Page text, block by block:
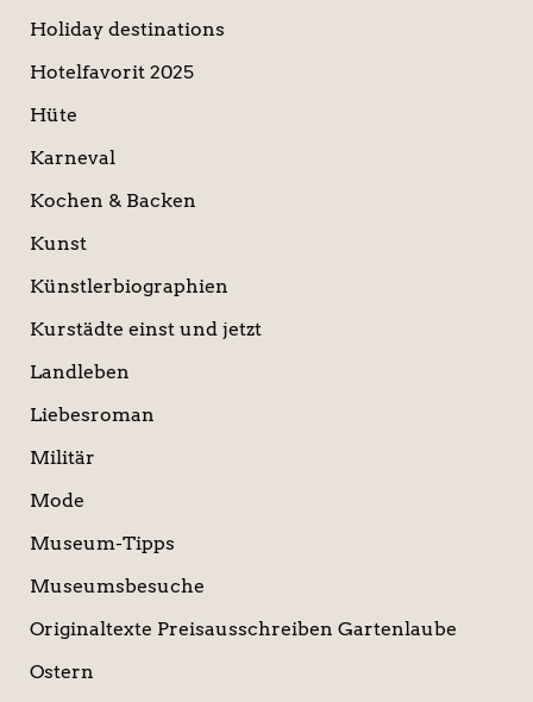
Holiday destinations
Hotelfavorit 2025
Hüte
Karneval
Kochen & Backen
Kunst
Künstlerbiographien
Kurstädte einst und jetzt
Landleben
Liebesroman
Militär
Mode
Museum-Tipps
Museumsbesuche
Originaltexte Preisausschreiben Gartenlaube
Ostern